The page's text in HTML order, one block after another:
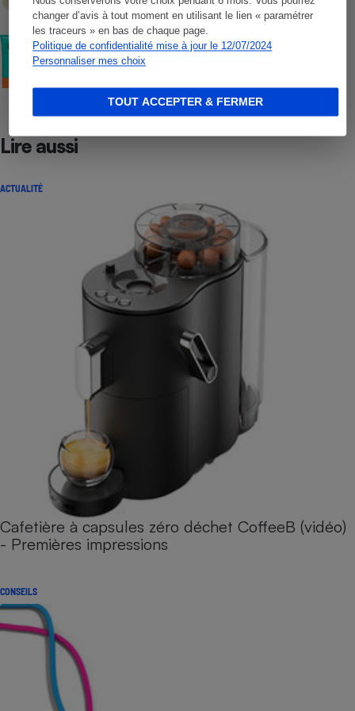
changer d’avis à tout moment en utilisant le lien « paramétrer
les traceurs » en bas de chaque page.
Politique de confidentialité mise à jour le 12/07/2024
Personnaliser mes choix
TOUT ACCEPTER & FERMER
COMMENT NOUS TESTONS
Crèmes solaires visage - Le protocole
Lire aussi
ACTUALITÉ
Cafetière à capsules zéro déchet CoffeeB (vidéo)
- Premières impressions
CONSEILS